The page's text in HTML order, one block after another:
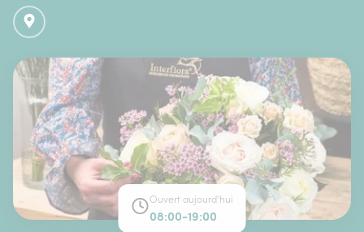
Ouvert aujourd'hui
08:00-19:00